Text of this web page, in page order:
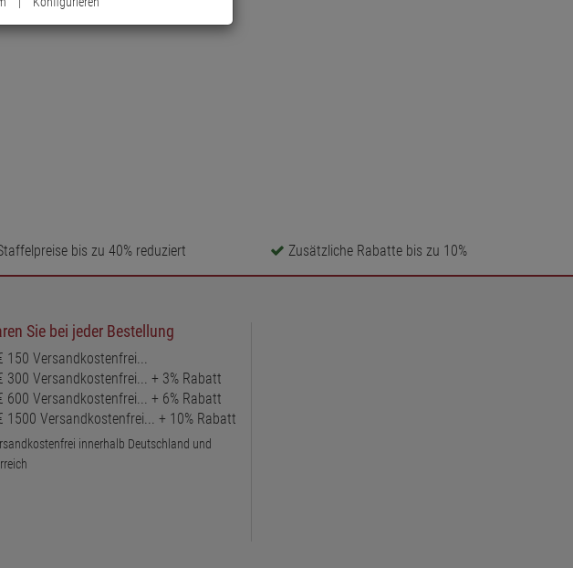
bis zu 40% reduziert Zusätzliche Rabatte bis zu 10%
Sie bei jeder Bestellung
150 Versandkostenfrei...
300 Versandkostenfrei... + 3% Rabatt
600 Versandkostenfrei... + 6% Rabatt
1500 Versandkostenfrei... + 10% Rabatt
innerhalb Deutschland und